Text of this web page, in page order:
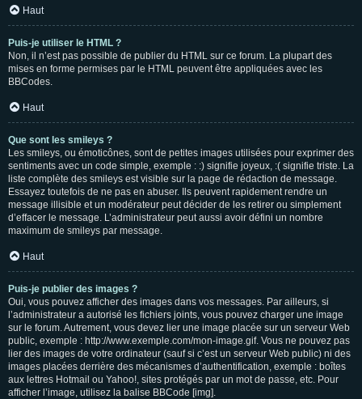
Haut
Puis-je utiliser le HTML ?
Non, il n’est pas possible de publier du HTML sur ce forum. La plupart des
mises en forme permises par le HTML peuvent être appliquées avec les
BBCodes.
Haut
Que sont les smileys ?
Les smileys, ou émoticônes, sont de petites images utilisées pour exprimer des
sentiments avec un code simple, exemple : :) signifie joyeux, :( signifie triste. La
liste complète des smileys est visible sur la page de rédaction de message.
Essayez toutefois de ne pas en abuser. Ils peuvent rapidement rendre un
message illisible et un modérateur peut décider de les retirer ou simplement
d’effacer le message. L’administrateur peut aussi avoir défini un nombre
maximum de smileys par message.
Haut
Puis-je publier des images ?
Oui, vous pouvez afficher des images dans vos messages. Par ailleurs, si
l’administrateur a autorisé les fichiers joints, vous pouvez charger une image
sur le forum. Autrement, vous devez lier une image placée sur un serveur Web
public, exemple : http://www.exemple.com/mon-image.gif. Vous ne pouvez pas
lier des images de votre ordinateur (sauf si c’est un serveur Web public) ni des
images placées derrière des mécanismes d’authentification, exemple : boîtes
aux lettres Hotmail ou Yahoo!, sites protégés par un mot de passe, etc. Pour
afficher l’image, utilisez la balise BBCode [img].